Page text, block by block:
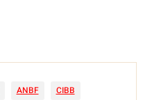
ANBF
CIBB